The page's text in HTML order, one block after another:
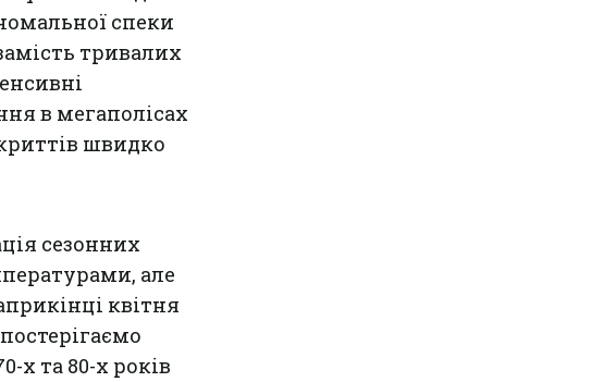
спеки
тривалих
в мегаполісах
швидко
сезонних
але
квітня
х та 80-х років